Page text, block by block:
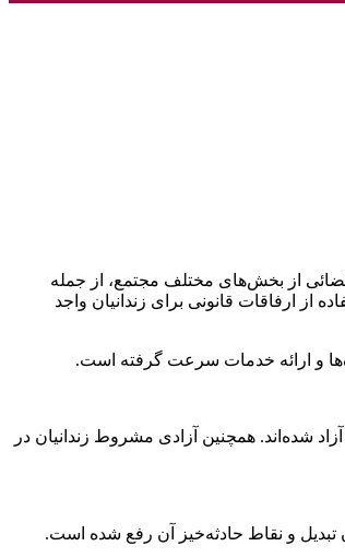
از بخش‌های مختلف مجتمع، از جمله
از
ارفاقات قانونی برای زندانیان واجد
مستقر در زندان، آزاد شده‌اند. همچنین آزادی مشروط زندانیان در
تبدیل و نقاط حادثه‌خیز آن رفع شده است.